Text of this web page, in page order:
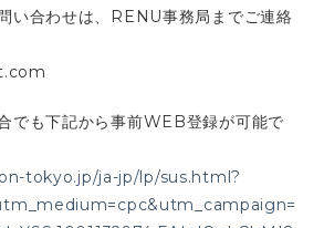
い合わせは、RENU事務局までご連絡
でも下記から事前WEB登録が可能で
tokyo.jp/ja-jp/lp/sus.html?